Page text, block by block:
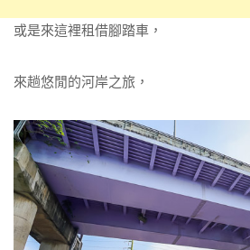
或是來這裡租借腳踏車，
來趟悠閒的河岸之旅，